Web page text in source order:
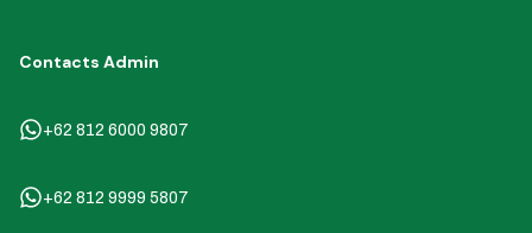
Contacts Admin
+62 812 6000 9807
+62 812 9999 5807